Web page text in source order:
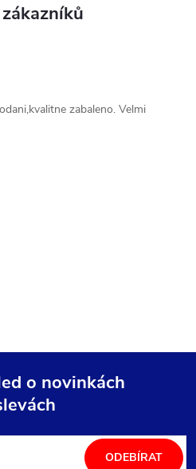
zabaleno. Velmi
o novinkách
ODEBÍRAT